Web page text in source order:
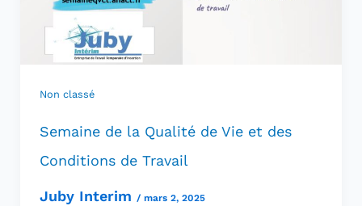
Non classé
Semaine de la Qualité de Vie et des
Conditions de Travail
Juby Interim / mars 2, 2025